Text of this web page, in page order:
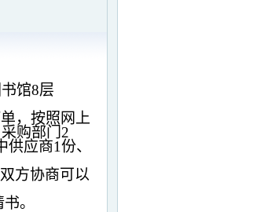
馆8层
，按照网上
购部门 2
供应商1份、
方协商可以
。